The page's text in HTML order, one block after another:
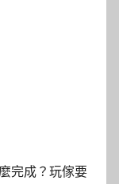
完成？玩傢要